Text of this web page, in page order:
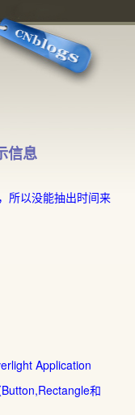
信息
所以没能抽出时间来
Application
和